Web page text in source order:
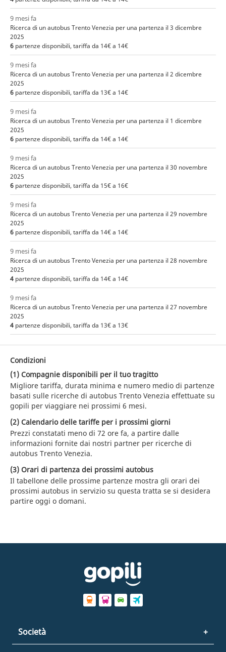
9 mesi fa
Ricerca di un autobus Trento Venezia per una partenza il 3 dicembre
2025
6 partenze disponibili, tariffa da 14€ a 14€
9 mesi fa
Ricerca di un autobus Trento Venezia per una partenza il 2 dicembre
2025
6 partenze disponibili, tariffa da 13€ a 14€
9 mesi fa
Ricerca di un autobus Trento Venezia per una partenza il 1 dicembre
2025
6 partenze disponibili, tariffa da 14€ a 14€
9 mesi fa
Ricerca di un autobus Trento Venezia per una partenza il 30 novembre
2025
6 partenze disponibili, tariffa da 15€ a 16€
9 mesi fa
Ricerca di un autobus Trento Venezia per una partenza il 29 novembre
2025
6 partenze disponibili, tariffa da 14€ a 14€
9 mesi fa
Ricerca di un autobus Trento Venezia per una partenza il 28 novembre
2025
4 partenze disponibili, tariffa da 14€ a 14€
9 mesi fa
Ricerca di un autobus Trento Venezia per una partenza il 27 novembre
2025
4 partenze disponibili, tariffa da 13€ a 13€
Condizioni
(1) Compagnie disponibili per il tuo tragitto
Migliore tariffa, durata minima e numero medio di partenze
basati sulle ricerche di autobus Trento Venezia effettuate su
gopili per viaggiare nei prossimi 6 mesi.
(2) Calendario delle tariffe per i prossimi giorni
Prezzi constatati meno di 72 ore fa, a partire dalle
informazioni fornite dai nostri partner per ricerche di
autobus Trento Venezia.
(3) Orari di partenza dei prossimi autobus
Il tabellone delle prossime partenze mostra gli orari dei
prossimi autobus in servizio su questa tratta se si desidera
partire oggi o domani.
Società